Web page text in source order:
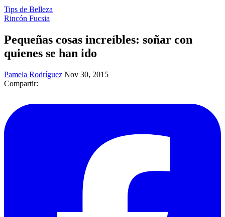
Tips de Belleza
Rincón Fucsia
Pequeñas cosas increíbles: soñar con
quienes se han ido
Pamela Rodríguez Nov 30, 2015
Compartir: